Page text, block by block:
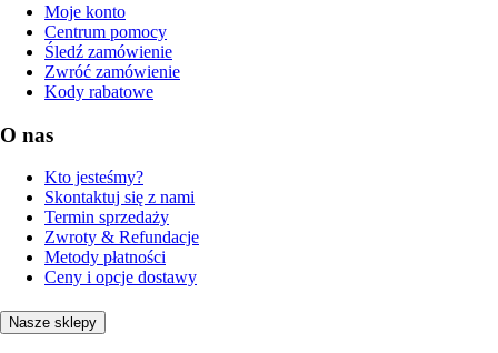
Moje konto
Centrum pomocy
Śledź zamówienie
Zwróć zamówienie
Kody rabatowe
O nas
Kto jesteśmy?
Skontaktuj się z nami
Termin sprzedaży
Zwroty & Refundacje
Metody płatności
Ceny i opcje dostawy
Nasze sklepy